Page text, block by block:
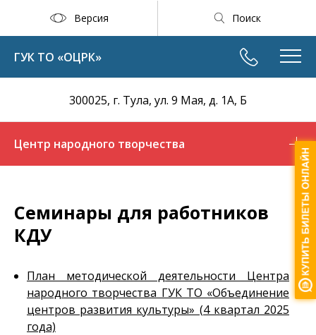
Версия Поиск
300025, г. Тула, ул. 9 Мая, д. 1А, Б
ГУК ТО «ОЦРК»
Центр народного творчества
Семинары для работников
КДУ
План методической деятельности Центра
народного творчества ГУК ТО «Объединение
центров развития культуры» (4 квартал 2025
года)